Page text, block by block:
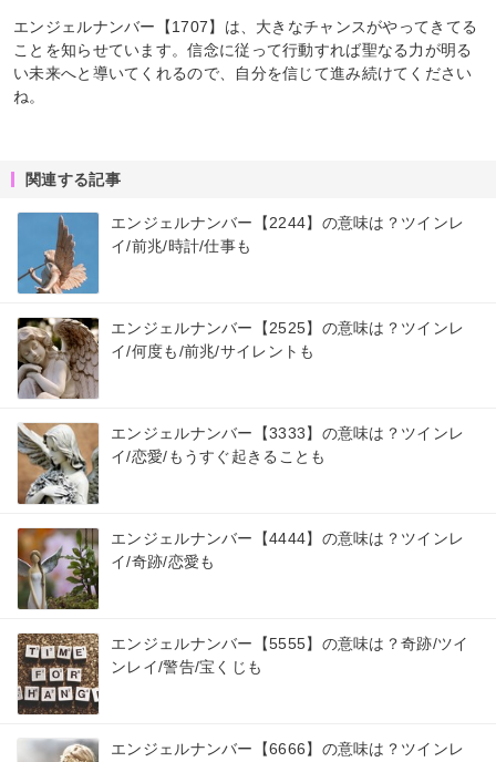
エンジェルナンバー【1707】は、大きなチャンスがやってきてる
ことを知らせています。信念に従って行動すれば聖なる力が明る
い未来へと導いてくれるので、自分を信じて進み続けてください
ね。
関連する記事
エンジェルナンバー【2244】の意味は？ツインレ
イ/前兆/時計/仕事も
エンジェルナンバー【2525】の意味は？ツインレ
イ/何度も/前兆/サイレントも
エンジェルナンバー【3333】の意味は？ツインレ
イ/恋愛/もうすぐ起きることも
エンジェルナンバー【4444】の意味は？ツインレ
イ/奇跡/恋愛も
エンジェルナンバー【5555】の意味は？奇跡/ツイ
ンレイ/警告/宝くじも
エンジェルナンバー【6666】の意味は？ツインレ